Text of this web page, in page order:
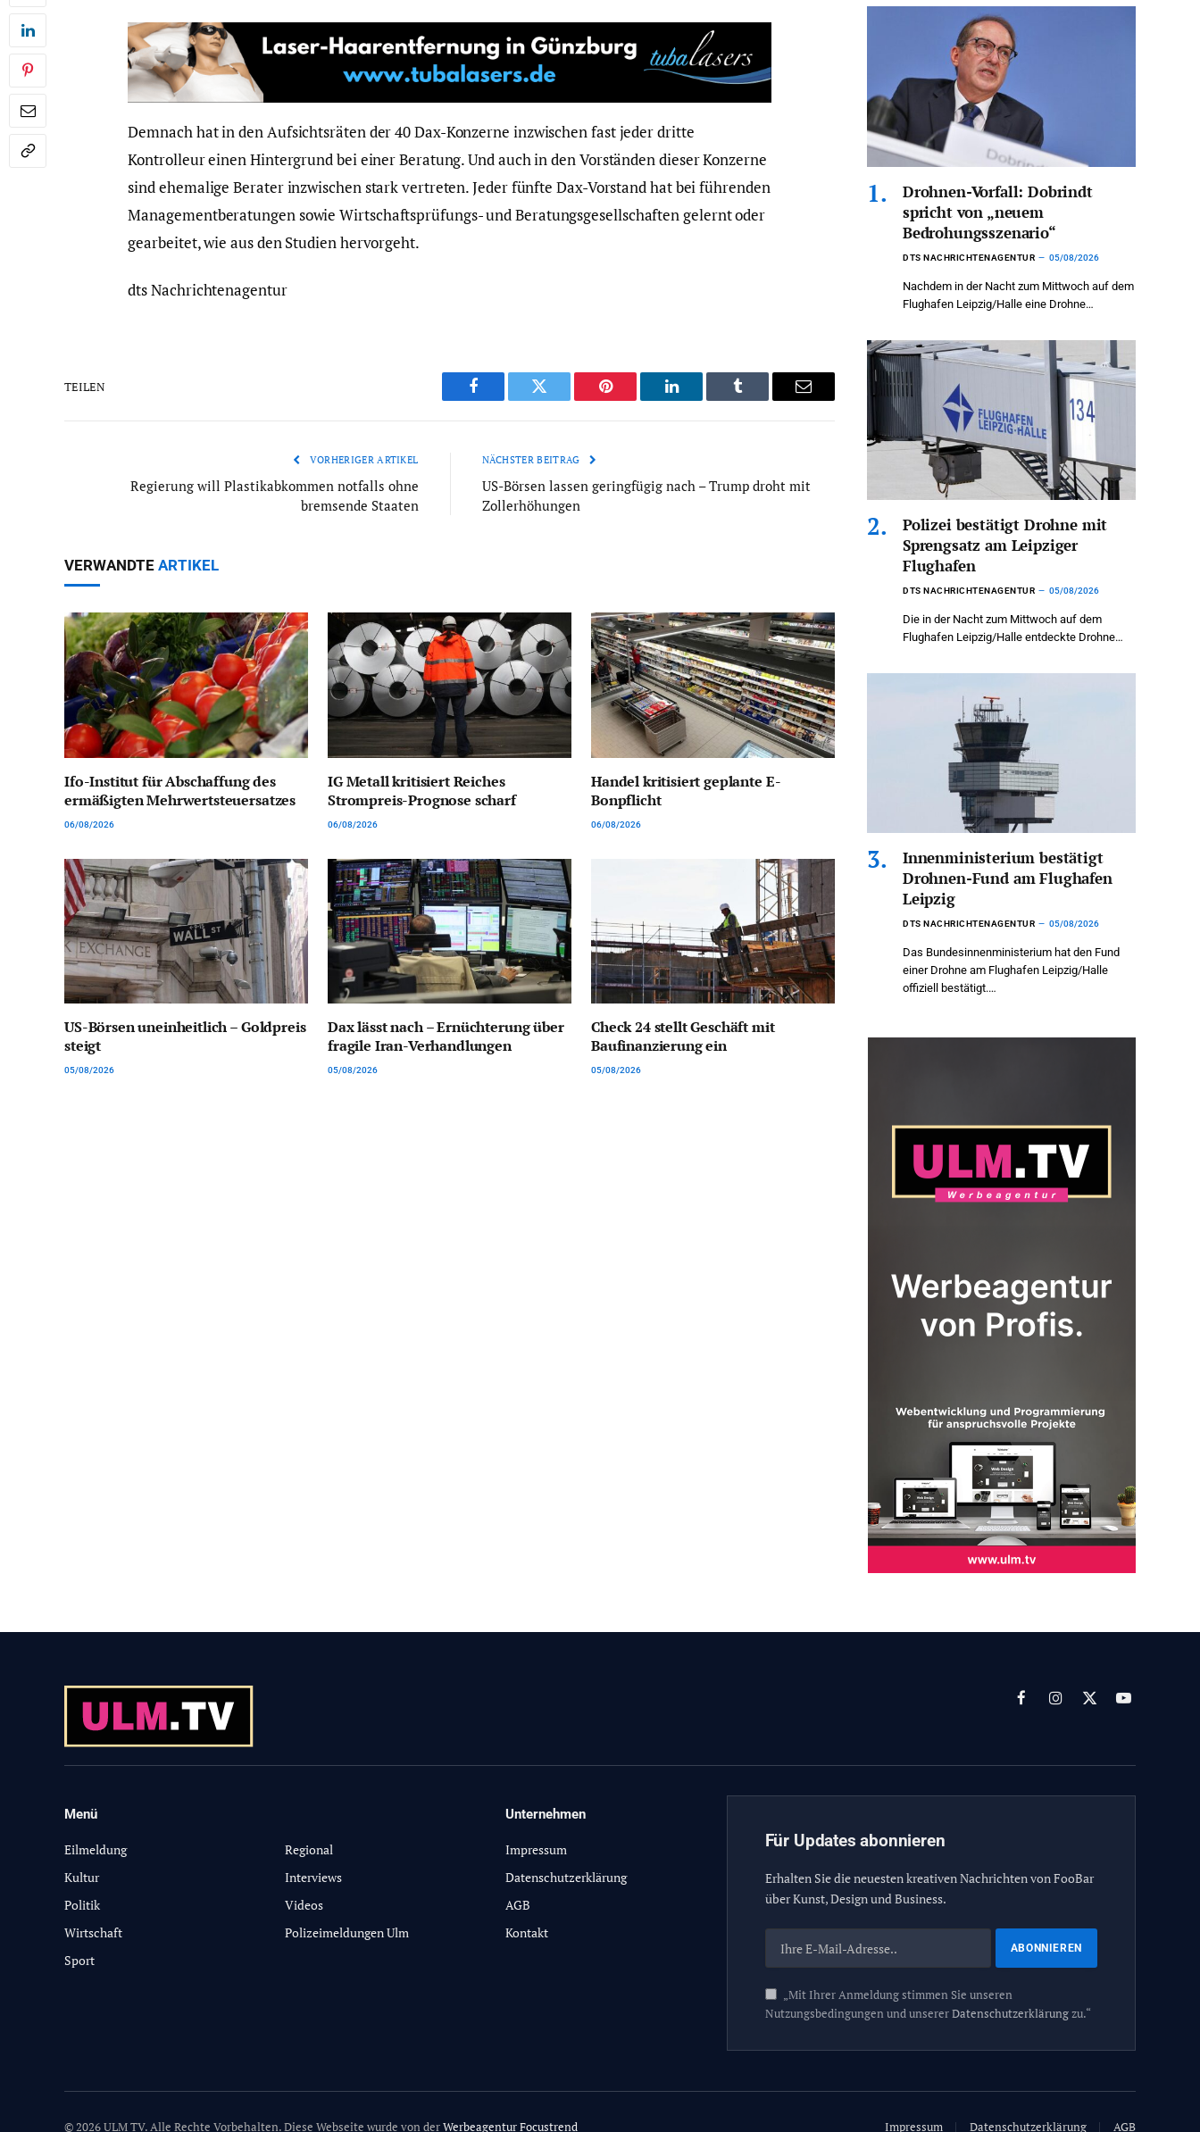
Demnach hat in den Aufsichtsräten der 40 Dax-Konzerne inzwischen fast jeder dritte
Kontrolleur einen Hintergrund bei einer Beratung. Und auch in den Vorständen dieser Konzerne
sind ehemalige Berater inzwischen stark vertreten. Jeder fünfte Dax-Vorstand hat bei führenden
Managementberatungen sowie Wirtschaftsprüfungs- und Beratungsgesellschaften gelernt oder
gearbeitet, wie aus den Studien hervorgeht.
dts Nachrichtenagentur
TEILEN
Facebook Twitter Pinterest LinkedIn Tumblr Email
VORHERIGER ARTIKEL
Regierung will Plastikabkommen notfalls ohne
bremsende Staaten
NÄCHSTER BEITRAG
US-Börsen lassen geringfügig nach – Trump droht mit
Zollerhöhungen
VERWANDTE ARTIKEL
Ifo-Institut für Abschaffung des
ermäßigten Mehrwertsteuersatzes
06/08/2026
IG Metall kritisiert Reiches
Strompreis-Prognose scharf
06/08/2026
Handel kritisiert geplante E-
Bonpflicht
06/08/2026
US-Börsen uneinheitlich – Goldpreis
steigt
05/08/2026
Dax lässt nach – Ernüchterung über
fragile Iran-Verhandlungen
05/08/2026
Check 24 stellt Geschäft mit
Baufinanzierung ein
05/08/2026
Drohnen-Vorfall: Dobrindt
spricht von „neuem
Bedrohungsszenario“
DTS NACHRICHTENAGENTUR 05/08/2026
Nachdem in der Nacht zum Mittwoch auf dem
Flughafen Leipzig/Halle eine Drohne…
Polizei bestätigt Drohne mit
Sprengsatz am Leipziger
Flughafen
DTS NACHRICHTENAGENTUR 05/08/2026
Die in der Nacht zum Mittwoch auf dem
Flughafen Leipzig/Halle entdeckte Drohne…
Innenministerium bestätigt
Drohnen-Fund am Flughafen
Leipzig
DTS NACHRICHTENAGENTUR 05/08/2026
Das Bundesinnenministerium hat den Fund
einer Drohne am Flughafen Leipzig/Halle
offiziell bestätigt.…
FacebookInstagram
X
YouTube
Menü
Eilmeldung
Kultur
Politik
Wirtschaft
Sport
Regional
Interviews
Videos
Polizeimeldungen Ulm
Unternehmen
Impressum
Datenschutzerklärung
AGB
Kontakt
Für Updates abonnieren
Erhalten Sie die neuesten kreativen Nachrichten von FooBar
über Kunst, Design und Business.
„Mit Ihrer Anmeldung stimmen Sie unseren
Nutzungsbedingungen und unsererDatenschutzerklärungzu.“
© 2026 ULM TV. Alle Rechte Vorbehalten. Diese Webseite wurde von derWerbeagentur Focustrend Impressum Datenschutzerklärung AGB